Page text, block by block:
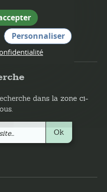
!
dans la zone ci-
Ok
Personnaliser